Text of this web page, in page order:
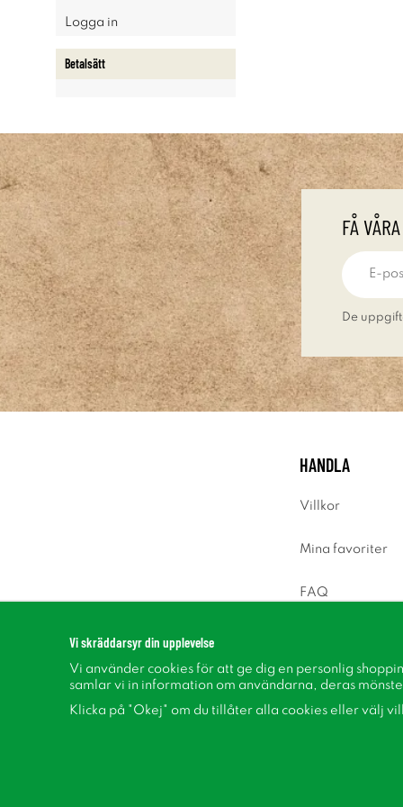
Logga in
Betalsätt
FÅ
De
HANDLA
Villkor
Mina favoriter
FAQ
Vi skräddarsyr din upplevelse
Vi använder cookies för att ge dig en personlig
samlar vi in information om användarna, deras
Klicka på "Okej" om du tillåter alla cookies eller välj